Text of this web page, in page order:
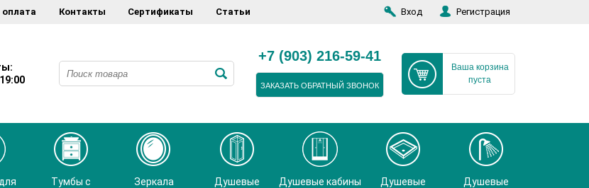
Контакты Сертификаты Статьи Вход Регистрация
+7 (903) 216-59-41
ЗАКАЗАТЬ ОБРАТНЫЙ ЗВОНОК
Ваша корзина
пуста
Тумбы с
Зеркала
Душевые
Душевые кабины
Душевые
Душевые